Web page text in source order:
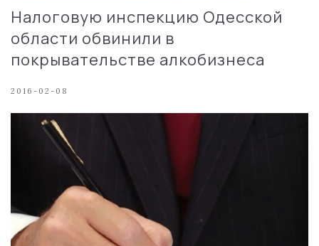
Налоговую инспекцию Одесской
области обвинили в
покрывательстве алкобизнеса
2016-02-08